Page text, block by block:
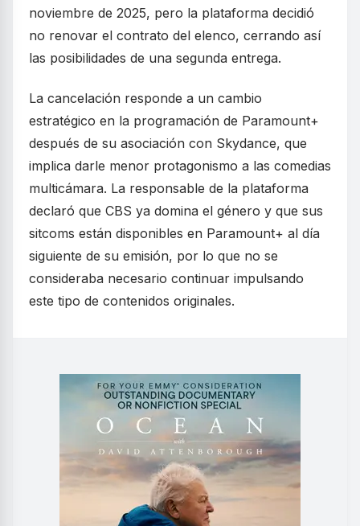
noviembre de 2025, pero la plataforma decidió
no renovar el contrato del elenco, cerrando así
las posibilidades de una segunda entrega.
La cancelación responde a un cambio
estratégico en la programación de Paramount+
después de su asociación con Skydance, que
implica darle menor protagonismo a las comedias
multicámara. La responsable de la plataforma
declaró que CBS ya domina el género y que sus
sitcoms están disponibles en Paramount+ al día
siguiente de su emisión, por lo que no se
consideraba necesario continuar impulsando
este tipo de contenidos originales.